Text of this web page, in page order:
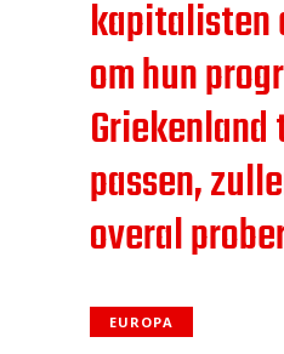
kapitalisten
om hun
passen,
overal
EUROPA